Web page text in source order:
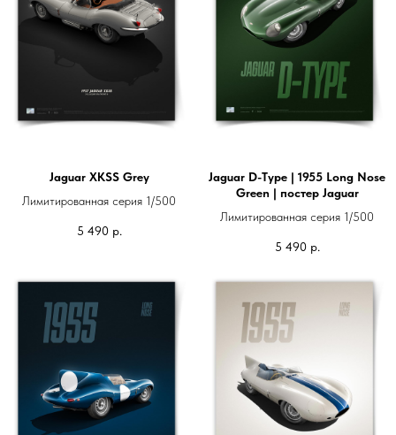
Jaguar XKSS Grey
Лимитированная серия 1/500
5 490 р.
Jaguar D-Type | 1955 Long Nose
Green | постер Jaguar
Лимитированная серия 1/500
5 490 р.